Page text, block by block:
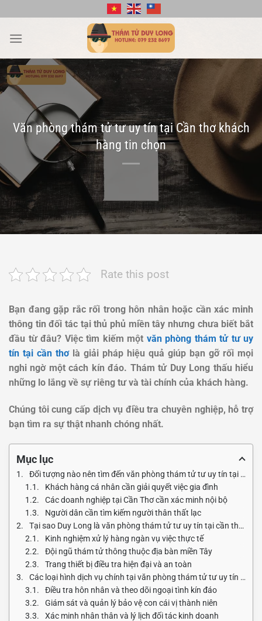
qua
nội
Văn phòng thám tử tư uy tín tại Cần thơ khách
hàng tin chọn
Rate this post
Bạn đang gặp rắc rối trong hôn nhân hoặc cần xác minh
thông tin đối tác tại thủ phủ miền tây nhưng chưa biết bắt
đầu từ đâu? Việc tìm kiếm một văn phòng thám tử tư uy
tín tại cần thơlà giải pháp hiệu quả giúp bạn gỡ rối mọi
nghi ngờ một cách kín đáo. Thám tử Duy Long thấu hiểu
những lo lắng về sự riêng tư và tài chính của khách hàng.
Chúng tôi cung cấp dịch vụ điều tra chuyên nghiệp, hỗ trợ
bạn tìm ra sự thật nhanh chóng nhất.
Mục lục
Đối tượng nào nên tìm đến văn phòng thám tử tư uy tín tại cần thơ?
Khách hàng cá nhân cần giải quyết việc gia đình
Các doanh nghiệp tại Cần Thơ cần xác minh nội bộ
Người dân cần tìm kiếm người thân thất lạc
Tại sao Duy Long là văn phòng thám tử tư uy tín tại cần thơ được tin chọn?
Kinh nghiệm xử lý hàng ngàn vụ việc thực tế
Đội ngũ thám tử thông thuộc địa bàn miền Tây
Trang thiết bị điều tra hiện đại và an toàn
Các loại hình dịch vụ chính tại văn phòng thám tử tư uy tín tại cần thơ?
Điều tra hôn nhân và theo dõi ngoại tình kín đáo
Giám sát và quản lý bảo vệ con cái vị thành niên
Xác minh nhân thân và lý lịch đối tác kinh doanh